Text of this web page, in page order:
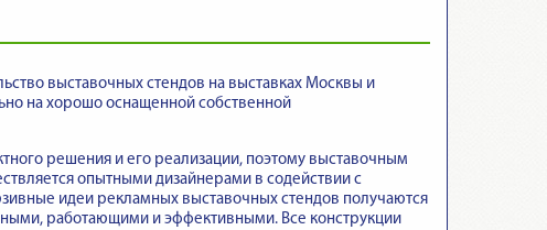
выставочных стендов на выставках Москвы и
на хорошо оснащенной собственной
решения и его реализации, поэтому выставочным
опытными дизайнерами в содействии с
идеи рекламных выставочных стендов получаются
работающими и эффективными. Все конструкции